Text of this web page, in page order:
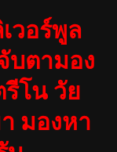
วอร์พูล
บตามอง
โน วัย
มองหา